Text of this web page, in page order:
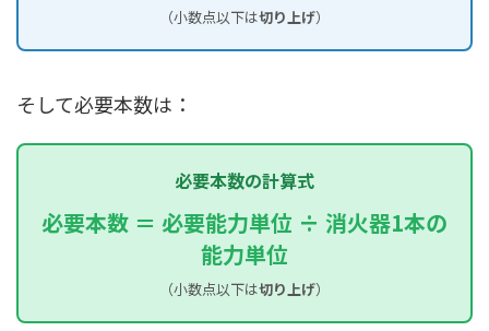
（小数点以下は切り上げ）
そして必要本数は：
必要本数の計算式
必要本数 ＝ 必要能力単位 ÷ 消火器1本の
能力単位
（小数点以下は切り上げ）